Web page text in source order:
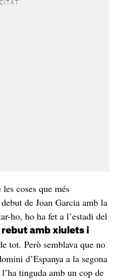
coses que més
de Joan Garcia amb la
ho, ho ha fet a l’estadi del
rebut amb xiulets i
tot. Però semblava que no
d’Espanya a la segona
l’ha tinguda amb un cop de